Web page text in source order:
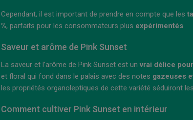
Cependant, il est important de prendre en compte que les
%, parfaits pour les consommateurs plus expérimentés.
Saveur et arôme de Pink Sunset
La saveur et l’arôme de Pink Sunset est un vrai délice
et floral qui fond dans le palais avec des notes gazeuses
les propriétés organoleptiques de cette variété séduiront
Comment cultiver Pink Sunset en intérieur